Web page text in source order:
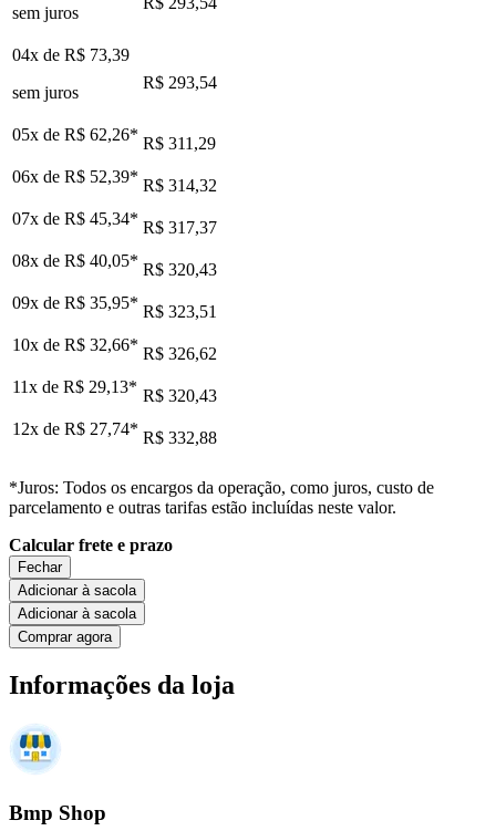
sem juros
04x de R$ 73,39
sem juros
R$ 293,54
05x de R$ 62,26* R$ 311,29
06x de R$ 52,39* R$ 314,32
07x de R$ 45,34* R$ 317,37
08x de R$ 40,05* R$ 320,43
09x de R$ 35,95* R$ 323,51
10x de R$ 32,66* R$ 326,62
11x de R$ 29,13* R$ 320,43
12x de R$ 27,74* R$ 332,88
*Juros: Todos os encargos da operação, como juros, custo de
parcelamento e outras tarifas estão incluídas neste valor.
Calcular frete e prazo
Fechar
Adicionar à sacola
Adicionar à sacola
Comprar agora
Informações da loja
Bmp Shop